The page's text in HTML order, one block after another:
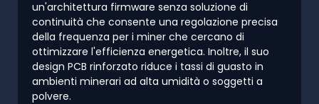
un'architettura firmware senza soluzione di
continuità che consente una regolazione precisa
della frequenza per i miner che cercano di
ottimizzare l'efficienza energetica. Inoltre, il suo
design PCB rinforzato riduce i tassi di guasto in
ambienti minerari ad alta umidità o soggetti a
polvere.